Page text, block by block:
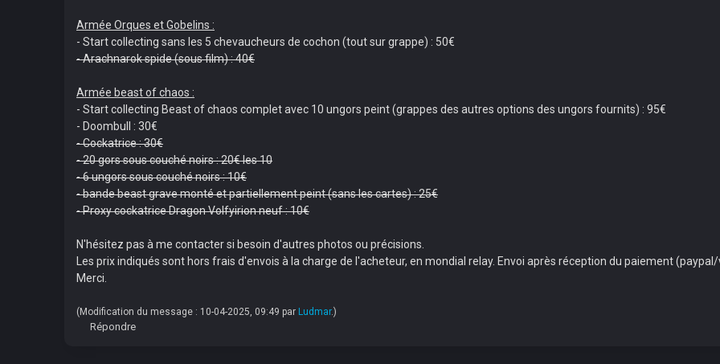
Armée Orques et Gobelins :
- Start collecting sans les 5 chevaucheurs de cochon (tout sur grappe) : 50€
- Arachnarok spide (sous film) : 40€
Armée beast of chaos :
- Start collecting Beast of chaos complet avec 10 ungors peint (grappes des autres options des ungors fournits) : 95€
- Doombull : 30€
- Cockatrice : 30€
- 20 gors sous couché noirs : 20€ les 10
- 6 ungors sous couché noirs : 10€
- bande beast grave monté et partiellement peint (sans les cartes) : 25€
- Proxy cockatrice Dragon Volfyirion neuf : 10€
N'hésitez pas à me contacter si besoin d'autres photos ou précisions.
Les prix indiqués sont hors frais d'envois à la charge de l'acheteur, en mondial relay. Envoi après réception du paiement
Merci.
(Modification du message : 10-04-2025, 09:49 par Ludmar.)
Répondre